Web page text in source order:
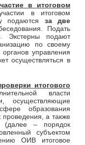
в итоговом
в итоговом
подаются за две
Подать
Экстерны подают
по своему
управления
осуществляться в
итогового
власти
осуществляющие
образования
а также
(далее – порядок
субъектом
ОИВ итоговое